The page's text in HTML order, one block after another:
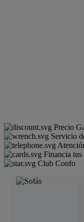
Precio
Servicio
Financia
Club Confo